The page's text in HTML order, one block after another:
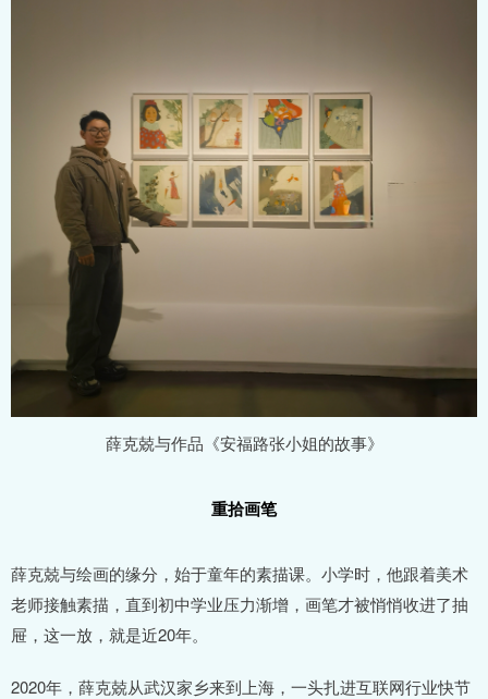
薛克兢与作品《安福路张小姐的故事》
重拾画笔
薛克兢与绘画的缘分，始于童年的素描课。小学时，他跟着美术
老师接触素描，直到初中学业压力渐增，画笔才被悄悄收进了抽
屉，这一放，就是近20年。
2020年，薛克兢从武汉家乡来到上海，一头扎进互联网行业快节